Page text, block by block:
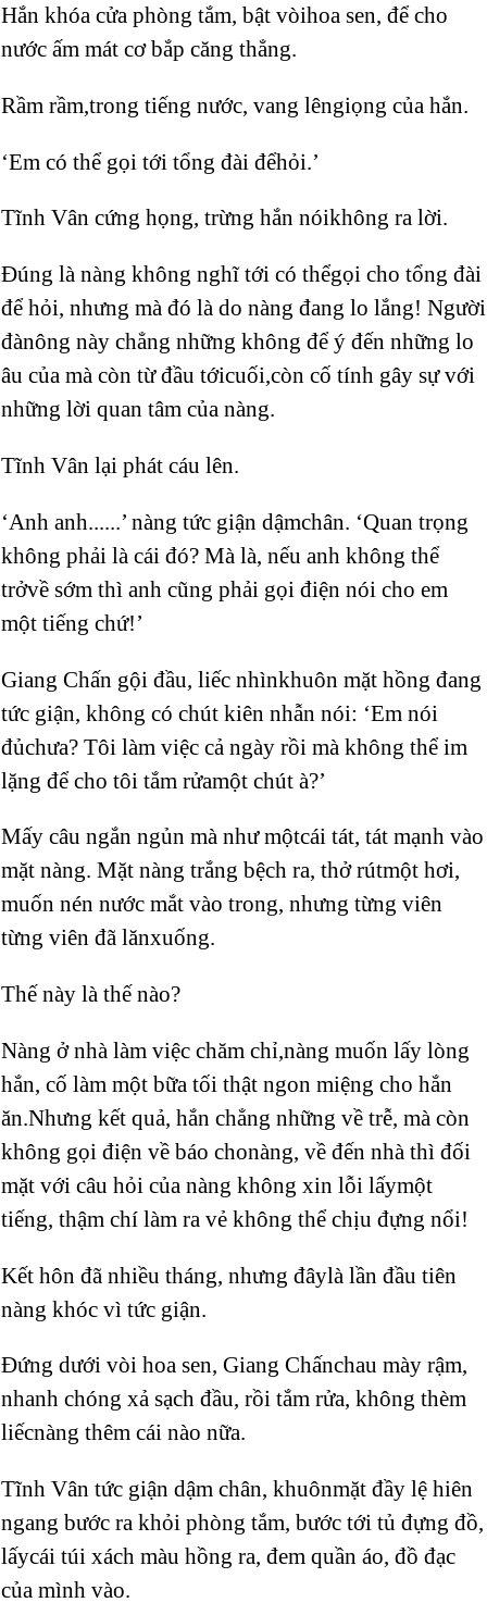
Hắn khóa cửa phòng tắm, bật vòihoa sen, để cho
nước ấm mát cơ bắp căng thẳng.
Rầm rầm,trong tiếng nước, vang lêngiọng của hắn.
‘Em có thể gọi tới tổng đài đểhỏi.’
Tĩnh Vân cứng họng, trừng hắn nóikhông ra lời.
Đúng là nàng không nghĩ tới có thểgọi cho tổng đài
để hỏi, nhưng mà đó là do nàng đang lo lắng! Người
đànông này chẳng những không để ý đến những lo
âu của mà còn từ đầu tớicuối,còn cố tính gây sự với
những lời quan tâm của nàng.
Tĩnh Vân lại phát cáu lên.
‘Anh anh......’ nàng tức giận dậmchân. ‘Quan trọng
không phải là cái đó? Mà là, nếu anh không thể
trởvề sớm thì anh cũng phải gọi điện nói cho em
một tiếng chứ!’
Giang Chấn gội đầu, liếc nhìnkhuôn mặt hồng đang
tức giận, không có chút kiên nhẫn nói: ‘Em nói
đủchưa? Tôi làm việc cả ngày rồi mà không thể im
lặng để cho tôi tắm rửamột chút à?’
Mấy câu ngắn ngủn mà như mộtcái tát, tát mạnh vào
mặt nàng. Mặt nàng trắng bệch ra, thở rútmột hơi,
muốn nén nước mắt vào trong, nhưng từng viên
từng viên đã lănxuống.
Thế này là thế nào?
Nàng ở nhà làm việc chăm chỉ,nàng muốn lấy lòng
hắn, cố làm một bữa tối thật ngon miệng cho hắn
ăn.Nhưng kết quả, hắn chẳng những về trễ, mà còn
không gọi điện về báo chonàng, về đến nhà thì đối
mặt với câu hỏi của nàng không xin lỗi lấymột
tiếng, thậm chí làm ra vẻ không thể chịu đựng nổi!
Kết hôn đã nhiều tháng, nhưng đâylà lần đầu tiên
nàng khóc vì tức giận.
Đứng dưới vòi hoa sen, Giang Chấnchau mày rậm,
nhanh chóng xả sạch đầu, rồi tắm rửa, không thèm
liếcnàng thêm cái nào nữa.
Tĩnh Vân tức giận dậm chân, khuônmặt đầy lệ hiên
ngang bước ra khỏi phòng tắm, bước tới tủ đựng đồ,
lấycái túi xách màu hồng ra, đem quần áo, đồ đạc
của mình vào.